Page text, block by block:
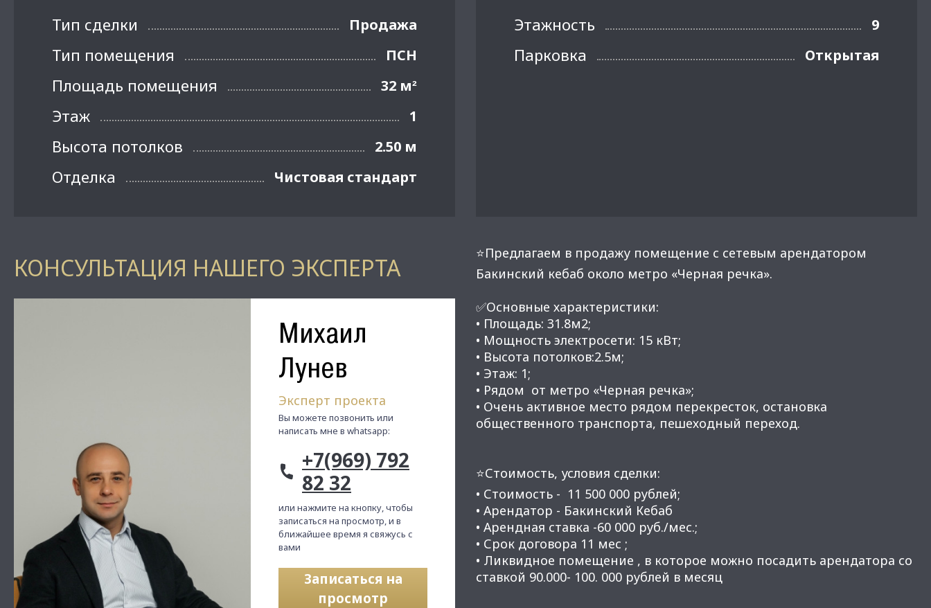
Тип сделки Продажа
Тип помещения ПСН
Площадь помещения 32 м²
Этаж 1
Высота потолков 2.50 м
Отделка Чистовая стандарт
Этажность 9
Парковка Открытая
КОНСУЛЬТАЦИЯ НАШЕГО ЭКСПЕРТА
Михаил
Лунев
Эксперт проекта
Вы можете позвонить или
написать мне в whatsapp:
+7(969) 792
82 32
или нажмите на кнопку, чтобы
записаться на просмотр, и в
ближайшее время я свяжусь с
вами
Записаться на
просмотр
⭐Предлагаем в продажу помещение с сетевым арендатором
Бакинский кебаб около метро «Черная речка».
✅Основные характеристики:
• Площадь: 31.8м2;
• Мощность электросети: 15 кВт;
• Высота потолков:2.5м;
• Этаж: 1;
• Рядом от метро «Черная речка»;
• Очень активное место рядом перекресток, остановка
общественного транспорта, пешеходный переход.
⭐Стоимость, условия сделки:
• Стоимость - 11 500 000 рублей;
• Арендатор - Бакинский Кебаб
• Арендная ставка -60 000 руб./мес.;
• Срок договора 11 мес ;
• Ликвидное помещение , в которое можно посадить арендатора со
ставкой 90.000- 100. 000 рублей в месяц